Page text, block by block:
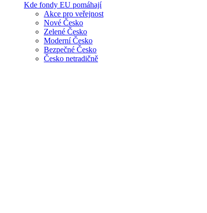
Kde fondy EU pomáhají
Akce pro veřejnost
Nové Česko
Zelené Česko
Moderní Česko
Bezpečné Česko
Česko netradičně